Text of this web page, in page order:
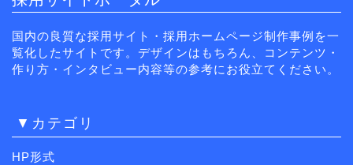
国内の良質な採用サイト・採用ホームページ制作事例を一
覧化したサイトです。デザインはもちろん、コンテンツ・
作り方・インタビュー内容等の参考にお役立てください。
▼カテゴリ
HP形式